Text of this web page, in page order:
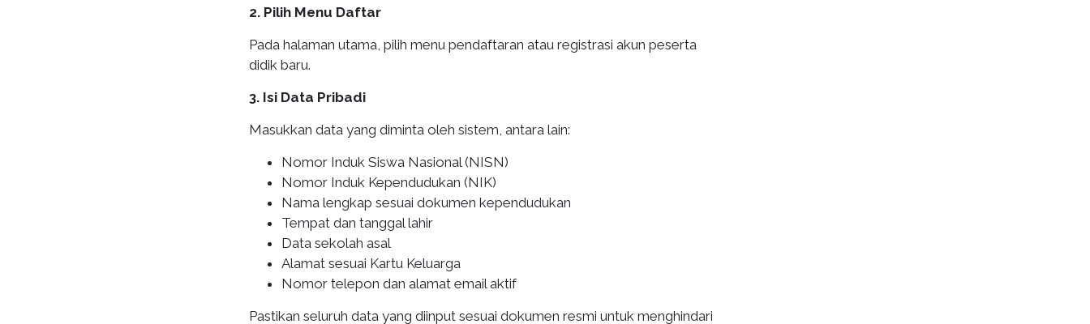
2. Pilih Menu Daftar
Pada halaman utama, pilih menu pendaftaran atau registrasi akun peserta
didik baru.
3. Isi Data Pribadi
Masukkan data yang diminta oleh sistem, antara lain:
Nomor Induk Siswa Nasional (NISN)
Nomor Induk Kependudukan (NIK)
Nama lengkap sesuai dokumen kependudukan
Tempat dan tanggal lahir
Data sekolah asal
Alamat sesuai Kartu Keluarga
Nomor telepon dan alamat email aktif
Pastikan seluruh data yang diinput sesuai dokumen resmi untuk menghindari